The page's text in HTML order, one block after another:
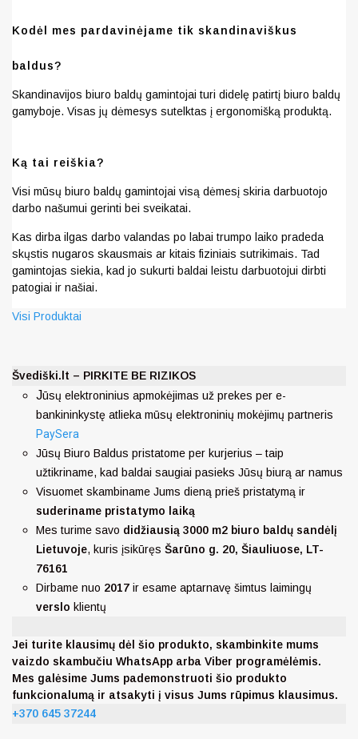
Kodėl mes pardavinėjame tik skandinaviškus
baldus?
Skandinavijos biuro baldų gamintojai turi didelę patirtį biuro baldų
gamyboje. Visas jų dėmesys sutelktas į ergonomišką produktą.
Ką tai reiškia?
Visi mūsų biuro baldų gamintojai visą dėmesį skiria darbuotojo
darbo našumui gerinti bei sveikatai.
Kas dirba ilgas darbo valandas po labai trumpo laiko pradeda
skųstis nugaros skausmais ar kitais fiziniais sutrikimais. Tad
gamintojas siekia, kad jo sukurti baldai leistu darbuotojui dirbti
patogiai ir našiai.
Visi Produktai
Švediški.lt – PIRKITE BE RIZIKOS
Jūsų elektroninius apmokėjimas už prekes per e-
bankininkystę atlieka mūsų elektroninių mokėjimų partneris
PaySera
Jūsų Biuro Baldus pristatome per kurjerius – taip
užtikriname, kad baldai saugiai pasieks Jūsų biurą ar namus
Visuomet skambiname Jums dieną prieš pristatymą ir
suderiname pristatymo laiką
Mes turime savo didžiausią 3000 m2 biuro baldų sandėlį
Lietuvoje, kuris įsikūręs Šarūno g. 20, Šiauliuose, LT-
76161
Dirbame nuo 2017 ir esame aptarnavę šimtus laimingų
verslo klientų
Jei turite klausimų dėl šio produkto, skambinkite mums
vaizdo skambučiu WhatsApp arba Viber programėlėmis.
Mes galėsime Jums pademonstruoti šio produkto
funkcionalumą ir atsakyti į visus Jums rūpimus klausimus.
+370 645 37244